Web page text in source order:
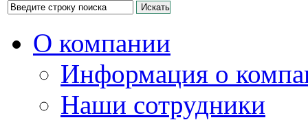
О компании
Информация о
Наши сотрудники